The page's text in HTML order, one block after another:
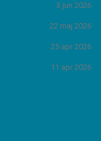
3 jun 2026
22 maj 2026
25 apr 2026
11 apr 2026